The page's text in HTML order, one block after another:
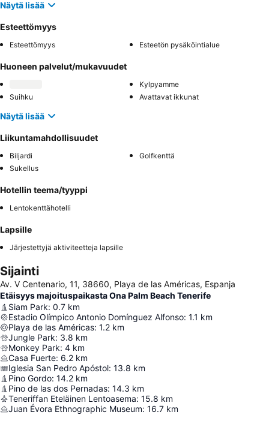
Näytä lisää
Esteettömyys
Esteettömyys Esteetön pysäköintialue
Huoneen palvelut/mukavuudet
Kylpyamme
Suihku
Avattavat ikkunat
Näytä lisää
Liikuntamahdollisuudet
Biljardi
Golfkenttä
Sukellus
Hotellin teema/tyyppi
Lentokenttähotelli
Lapsille
Järjestettyjä aktiviteetteja lapsille
Sijainti
Av. V Centenario, 11, 38660, Playa de las Américas, Espanja
Etäisyys majoituspaikasta Ona Palm Beach Tenerife
Siam Park: 0.7 km
Estadio Olímpico Antonio Domínguez Alfonso: 1.1 km
Playa de las Américas: 1.2 km
Jungle Park: 3.8 km
Monkey Park: 4 km
Casa Fuerte: 6.2 km
Iglesia San Pedro Apóstol: 13.8 km
Pino Gordo: 14.2 km
Pino de las dos Pernadas: 14.3 km
Teneriffan Eteläinen Lentoasema: 15.8 km
Juan Évora Ethnographic Museum: 16.7 km